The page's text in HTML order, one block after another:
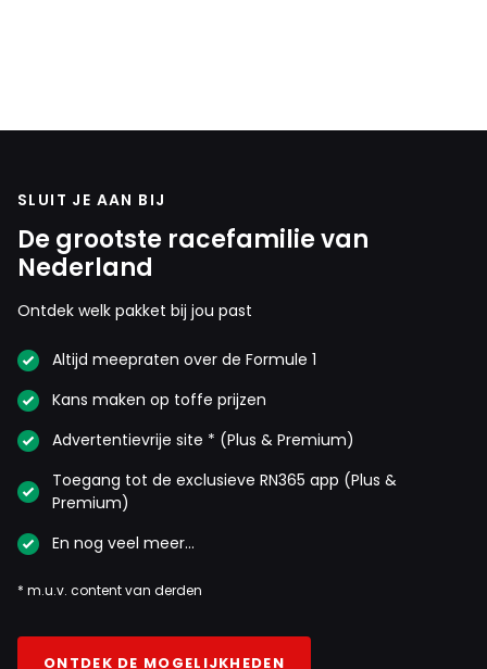
SLUIT JE AAN BIJ
De grootste racefamilie van
Nederland
Ontdek welk pakket bij jou past
Altijd meepraten over de Formule 1
Kans maken op toffe prijzen
Advertentievrije site * (Plus & Premium)
Toegang tot de exclusieve RN365 app (Plus &
Premium)
En nog veel meer…
* m.u.v. content van derden
ONTDEK DE MOGELIJKHEDEN